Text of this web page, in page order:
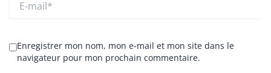
mail*
Enregistrer mon nom, mon e-mail et mon site dans le
navigateur pour mon prochain commentaire.